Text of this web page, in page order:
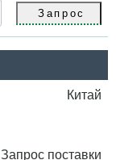
Китай
Запрос поставки